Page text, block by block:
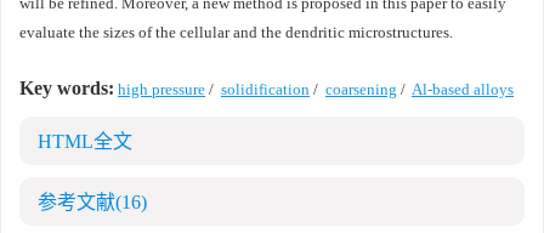
evaluate the sizes of the cellular and the dendritic microstructures.
Key words: high pressure / solidification / coarsening / Al-based alloys
HTML全文
参考文献(16)